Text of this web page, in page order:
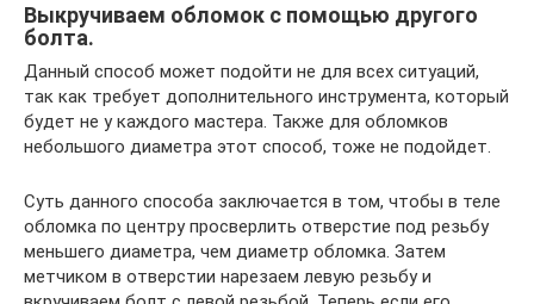
Выкручиваем обломок с помощью другого
болта.
Данный способ может подойти не для всех ситуаций,
так как требует дополнительного инструмента, который
будет не у каждого мастера. Также для обломков
небольшого диаметра этот способ, тоже не подойдет.
Суть данного способа заключается в том, чтобы в теле
обломка по центру просверлить отверстие под резьбу
меньшего диаметра, чем диаметр обломка. Затем
метчиком в отверстии нарезаем левую резьбу и